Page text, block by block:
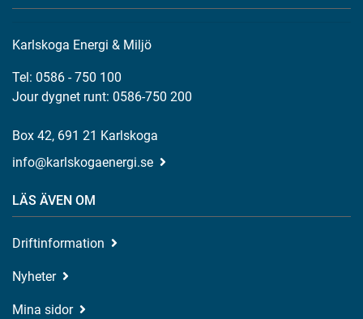
Karlskoga Energi & Miljö
Tel: 0586 - 750 100
Jour dygnet runt: 0586-750 200
Box 42, 691 21 Karlskoga
info@karlskogaenergi.se
LÄS ÄVEN OM
Driftinformation
Nyheter
Mina sidor